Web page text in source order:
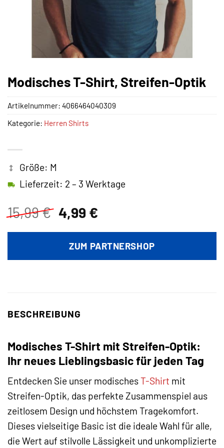
Modisches T-Shirt, Streifen-Optik
15,99€ Ursprünglicher
war:
15,99 €
4,99 €Aktueller
ist:
4,99 €.
Größe: M
Lieferzeit: 2 – 3 Werktage
ZUM PARTNERSHOP
Artikelnummer: 4066464040309
Kategorie: Herren Shirts
BESCHREIBUNG
Modisches T-Shirt mit Streifen-Optik:
Ihr neues Lieblingsbasic für jeden Tag
Entdecken Sie unser modischesT-Shirt mit
Streifen-Optik, das perfekte Zusammenspiel aus
zeitlosem Design und höchstem Tragekomfort.
Dieses vielseitige Basic ist die ideale Wahl für alle,
die Wert auf stilvolle Lässigkeit und unkomplizierte